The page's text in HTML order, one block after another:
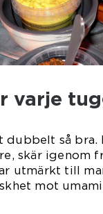
varje
dubbelt så
skär igenom
utmärkt till
mot